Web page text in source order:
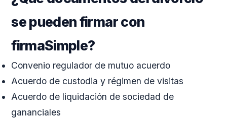
se pueden firmar con
firmaSimple?
Convenio regulador de mutuo acuerdo
Acuerdo de custodia y régimen de visitas
Acuerdo de liquidación de sociedad de
gananciales